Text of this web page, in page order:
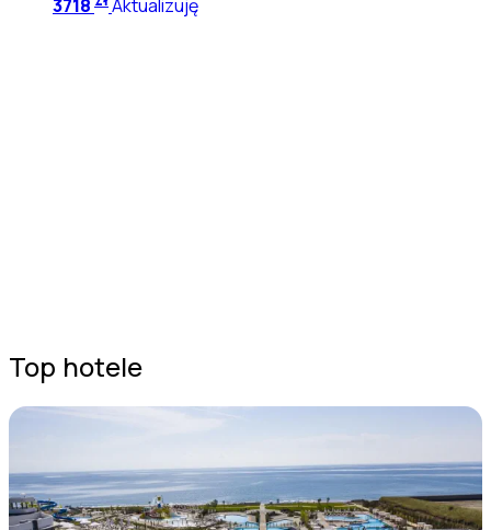
3718 Aktualizuję
Top hotele